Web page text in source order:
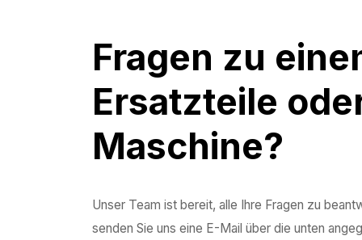
Fragen zu
Ersatzteile
Maschine?
Unser Team ist bereit, alle Ihre Fragen zu
senden Sie uns eine E-Mail über die unten